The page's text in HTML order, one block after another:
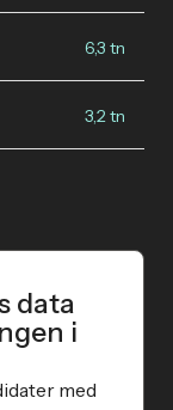
6,3 tn
3,2 tn
data
i
med